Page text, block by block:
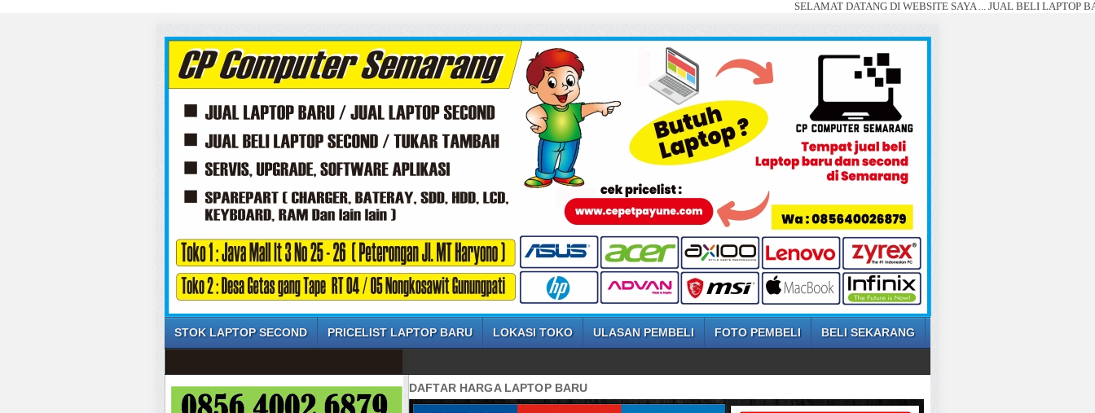
SELAMAT DATANG DI WEBSITE SAYA ... JUAL BELI LAPTOP BARU
STOK LAPTOP SECOND PRICELIST LAPTOP BARU LOKASI TOKO ULASAN PEMBELI FOTO PEMBELI BELI SEKARANG
DAFTAR HARGA LAPTOP BARU